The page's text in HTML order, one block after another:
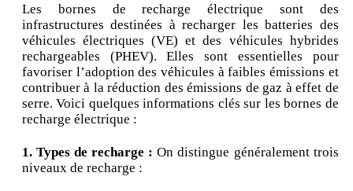
Les bornes de recharge électrique sont des
infrastructures destinées à recharger les batteries des
véhicules électriques (VE) et des véhicules hybrides
rechargeables (PHEV). Elles sont essentielles pour
favoriser l’adoption des véhicules à faibles émissions et
contribuer à la réduction des émissions de gaz à effet de
serre. Voici quelques informations clés sur les bornes de
recharge électrique :
1. Types de recharge : On distingue généralement trois
niveaux de recharge :